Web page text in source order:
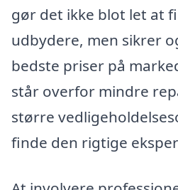
gør det ikke blot let at
udbydere, men sikrer
bedste priser på
står overfor mindre
større
finde den rigtige